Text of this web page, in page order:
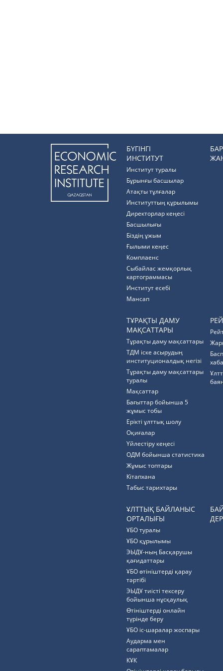
БҮГІНГІ
ИНСТИТУТ
Институт туралы
Бұрынғы басшылар
Атақты тұлғалар
Институттың құрылымы
Директорлар кеңесі
Басшылығы
Біздің ұжым
Ғылыми кеңес
Комплаенс
Cыбайлас жемқорлық
картограммасы
Институт есебі
Мансап
ТҰРАҚТЫ ДАМУ
МАҚСАТТАРЫ
Тұрақты даму мақсаттары
ТДМ іске асырудың
институционалдық негізі
Тұрақты даму мақсаттары
туралы
Мақсаттар
Бағыттар бойынша 5
жұмыс тобы
Ерікті ұлттық шолу
Оқиғалар
Үйлестіру кеңесі
ОДМ бойынша статистика
Жұмыс топтары
Кітапхана
Табыс тарихтары
ҰЛТТЫҚ БАЙЛАНЫС
ОРТАЛЫҒЫ
ҰБО туралы
ҰБО құрылымы
ЭЫДҰ-ның Басқарушы
қағидаттары
ҰБО өтініштерді қарау
тәртібі
ЭЫДҰ тиісті тексеру
бойынша нұсқаулық
Өтініштерді онлайн
түрінде беру
ҰБО іс-шаралар жоспары
Аударма мен
сараптамалар
КҰК